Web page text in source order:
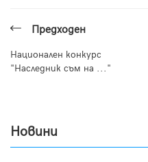
Предходен
Национален конкурс
"Наследник съм на ..."
Новини